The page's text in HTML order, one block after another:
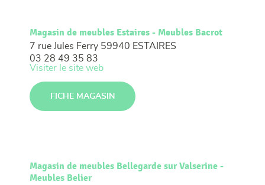
Magasin de meubles Estaires - Meubles Bacrot
7 rue Jules Ferry 59940 ESTAIRES
03 28 49 35 83
Visiter le site web
FICHE MAGASIN
Magasin de meubles Bellegarde sur Valserine -
Meubles Belier